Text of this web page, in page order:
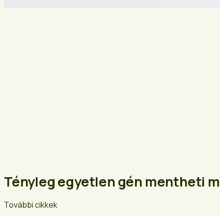
Tényleg egyetlen gén mentheti
További cikkek